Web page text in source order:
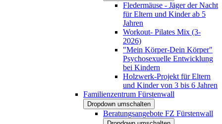
Fledermäuse - Jäger der Nacht
für Eltern und Kinder ab 5
Jahren
Workout- Pilates Mix (3-
2026)
"Mein Körper-Dein Körper"
Psychosexuelle Entwicklung
bei Kindern
Holzwerk-Projekt für Eltern
und Kinder von 3 bis 6 Jahren
Familienzentrum Fürstenwall
Dropdown umschalten
Beratungsangebote FZ Fürstenwall